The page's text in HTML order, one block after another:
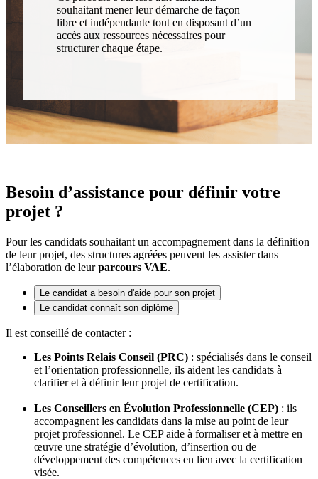
souhaitant mener leur démarche de façon
libre et indépendante tout en disposant d’un
accès aux ressources nécessaires pour
structurer chaque étape.
Besoin d’assistance pour définir votre
projet ?
Pour les candidats souhaitant un accompagnement dans la définition
de leur projet, des structures agréées peuvent les assister dans
l’élaboration de leurparcours VAE.
Le candidat a besoin d'aide pour son projet
Le candidat connaît son diplôme
Il est conseillé de contacter :
Les Points Relais Conseil (PRC) : spécialisés dans le conseil
et l’orientation professionnelle, ils aident les candidats à
clarifier et à définir leur projet de certification.
Les Conseillers en Évolution Professionnelle (CEP) : ils
accompagnent les candidats dans la mise au point de leur
projet professionnel. Le CEP aide à formaliser et à mettre en
œuvre une stratégie d’évolution, d’insertion ou de
développement des compétences en lien avec la certification
visée.